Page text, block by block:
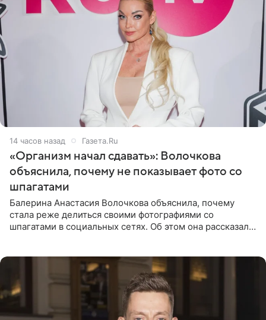
14 часов назад Газета.Ru
«Организм начал сдавать»: Волочкова
объяснила, почему не показывает фото со
шпагатами
Балерина Анастасия Волочкова объяснила, почему
стала реже делиться своими фотографиями со
шпагатами в социальных сетях. Об этом она рассказала